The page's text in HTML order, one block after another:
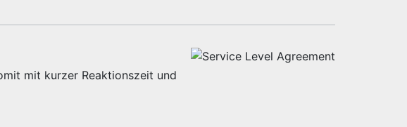
mit kurzer Reaktionszeit und